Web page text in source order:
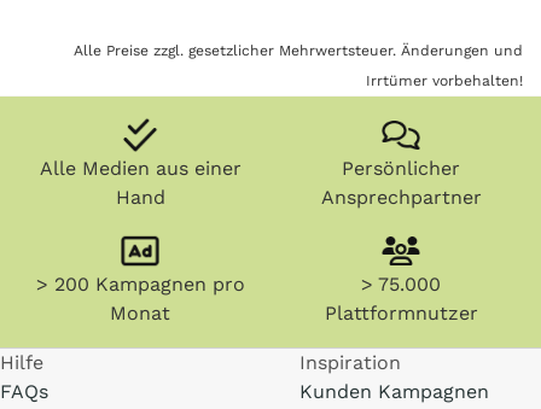
Alle Preise zzgl. gesetzlicher Mehrwertsteuer. Änderungen und
Irrtümer vorbehalten!
Alle Medien aus einer
Hand
Persönlicher
Ansprechpartner
> 200 Kampagnen pro
Monat
> 75.000
Plattformnutzer
Hilfe
FAQs
Inspiration
Kunden Kampagnen